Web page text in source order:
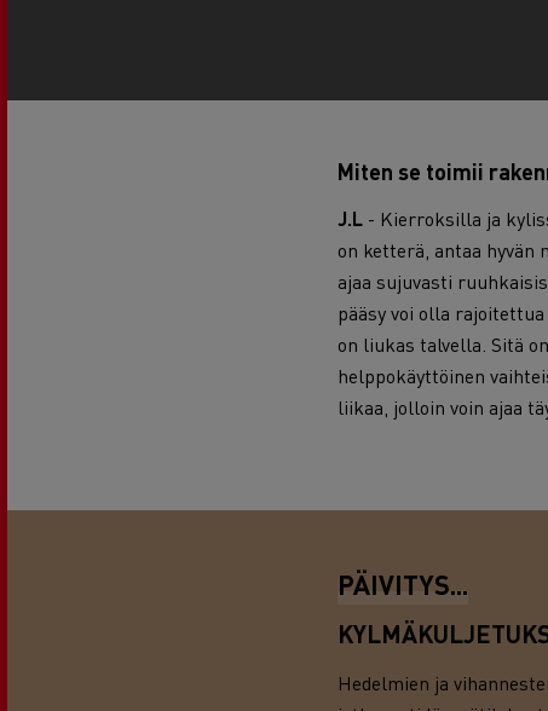
Miten se toimii
J.L - Kierroksilla ja
on ketterä, antaa hyvän
ajaa sujuvasti
pääsy voi olla
on liukas talvella. Sitä
helppokäyttöinen
liikaa, jolloin voin ajaa
PÄIVITYS...
Hedelmien ja